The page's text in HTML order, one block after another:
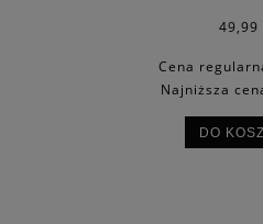
49,99
Cena
Najniższa
DO